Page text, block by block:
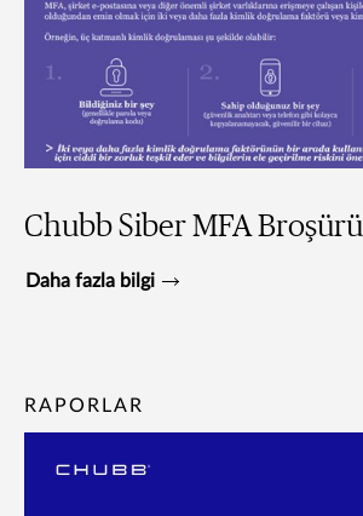
Chubb Siber MFA Broşürü
Daha fazla bilgi
RAPORLAR